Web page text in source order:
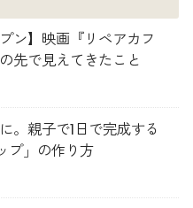
ン】映画『リペアカフ
先で見えてきたこと
。親子で1日で完成する
プ」の作り方